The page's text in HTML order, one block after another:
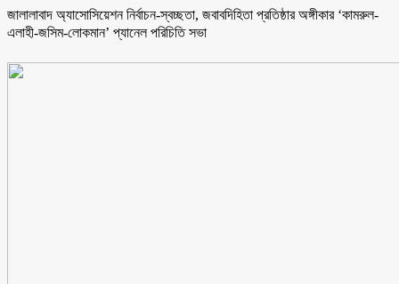
জালালাবাদ অ্যাসোসিয়েশন নির্বাচন-স্বচ্ছতা, জবাবদিহিতা প্রতিষ্ঠার অঙ্গীকার ‘কামরুল-
এলাহী-জসিম-লোকমান’ প্যানেল পরিচিতি সভা